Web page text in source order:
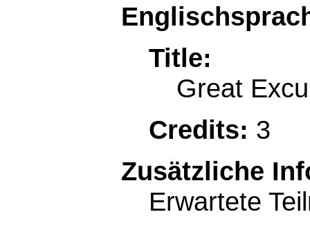
Title:
Great
Credits: 3
Zusätzliche
Erwartete